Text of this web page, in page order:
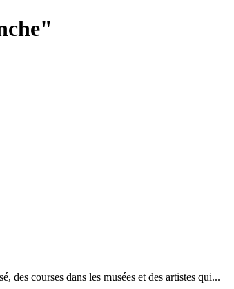
courses dans les musées et des artistes qui...